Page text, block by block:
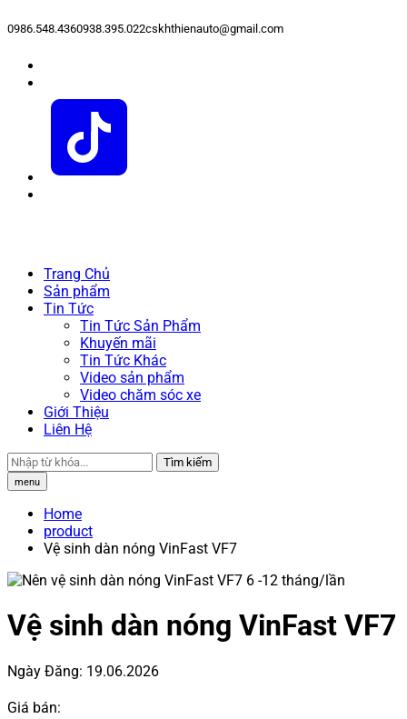
0986.548.4360938.395.022cskhthienauto@gmail.com
Trang Chủ
Sản phẩm
Tin Tức
Tin Tức Sản Phẩm
Khuyến mãi
Tin Tức Khác
Video sản phẩm
Video chăm sóc xe
Giới Thiệu
Liên Hệ
Tìm kiếm
menu
Home
product
Vệ sinh dàn nóng VinFast VF7
Vệ sinh dàn nóng VinFast VF7
Ngày Đăng: 19.06.2026
Giá bán: